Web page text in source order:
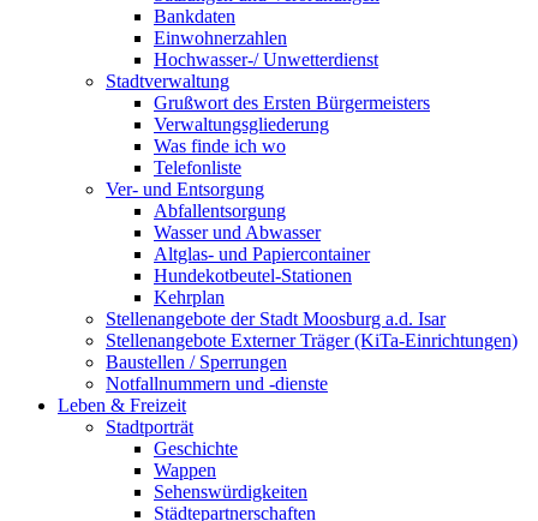
Bankdaten
Einwohnerzahlen
Hochwasser-/ Unwetterdienst
Stadtverwaltung
Grußwort des Ersten Bürgermeisters
Verwaltungsgliederung
Was finde ich wo
Telefonliste
Ver- und Entsorgung
Abfallentsorgung
Wasser und Abwasser
Altglas- und Papiercontainer
Hundekotbeutel-Stationen
Kehrplan
Stellenangebote der Stadt Moosburg a.d. Isar
Stellenangebote Externer Träger (KiTa-Einrichtungen)
Baustellen / Sperrungen
Notfallnummern und -dienste
Leben & Freizeit
Stadtporträt
Geschichte
Wappen
Sehenswürdigkeiten
Städtepartnerschaften